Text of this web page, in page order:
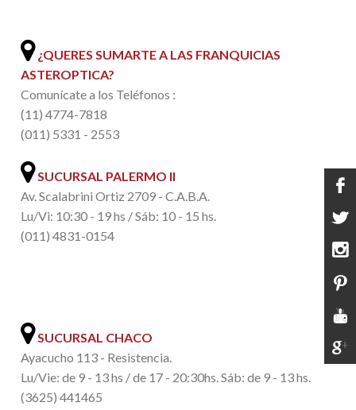
¿QUERES SUMARTE A LAS FRANQUICIAS
ASTEROPTICA?
Comunícate a los Teléfonos :
(11) 4774-7818
(011) 5331 - 2553
SUCURSAL PALERMO II
Av. Scalabrini Ortiz 2709 - C.A.B.A.
Lu/Vi: 10:30 - 19 hs / Sáb: 10 - 15 hs.
(011) 4831-0154
SUCURSAL CHACO
Ayacucho 113 - Resistencia.
Lu/Vie: de 9 - 13 hs / de 17 - 20:30hs. Sáb: de 9 - 13 hs.
(3625) 441465